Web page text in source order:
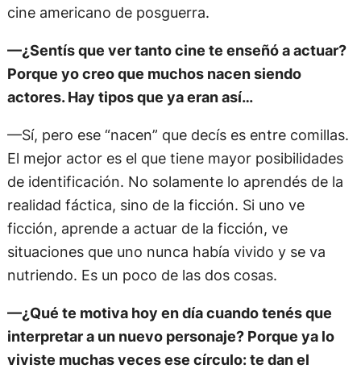
cine americano de posguerra.
—¿Sentís que ver tanto cine te enseñó a actuar?
Porque yo creo que muchos nacen siendo
actores. Hay tipos que ya eran así…
—Sí, pero ese “nacen” que decís es entre comillas.
El mejor actor es el que tiene mayor posibilidades
de identificación. No solamente lo aprendés de la
realidad fáctica, sino de la ficción. Si uno ve
ficción, aprende a actuar de la ficción, ve
situaciones que uno nunca había vivido y se va
nutriendo. Es un poco de las dos cosas.
—¿Qué te motiva hoy en día cuando tenés que
interpretar a un nuevo personaje? Porque ya lo
viviste muchas veces ese círculo: te dan el